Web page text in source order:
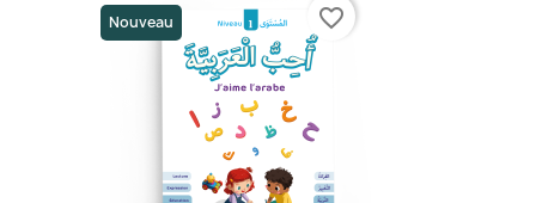
Nouveau favorite_border